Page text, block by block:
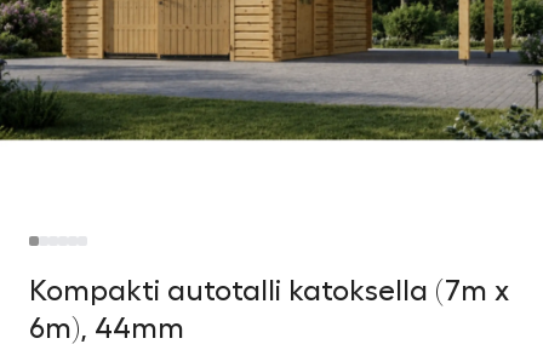
Kompakti autotalli katoksella (7m x
6m), 44mm